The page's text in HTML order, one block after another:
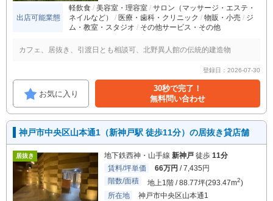
出店可能業態
軽飲食 美容室・理容室
サロン（マッサージ・エステ・
ネイルなど）
医療・歯科・クリニック 物販・小売
ジ
ム・教室・スタジオ
その他サービス・その他
カフェ、居抜き、引渡日とも相談可、北野異人館の伝統的建造物
登録日：2026-07-30
お気に入り
30秒で完了！
無料問い合わせ
神戸市中央区山本通1（新神戸駅 徒歩11分）の居抜き貸店舗
居抜き 地下鉄西神・山手線 新神戸 徒歩 11分
賃料/坪単価
66万円 / 7,435円
階数/面積
地上1階 / 88.77坪(293.47m2)
所在地
神戸市中央区山本通1